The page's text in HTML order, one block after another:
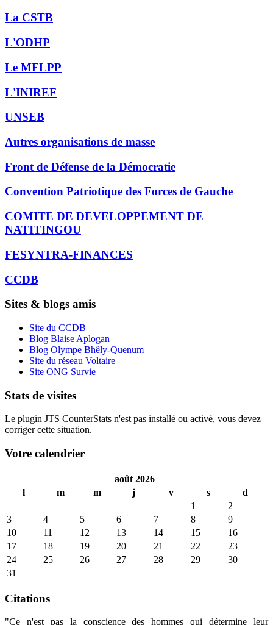
La CSTB
L'ODHP
Le MFLPP
L'INIREF
UNSEB
Autres organisations de masse
Front de Défense de la Démocratie
Convention Patriotique des Forces de Gauche
COMITE DE DEVELOPPEMENT DE
NATITINGOU
FESYNTRA-FINANCES
CCDB
Sites & blogs amis
Site du CCDB
Blog Blaise Aplogan
Blog Olympe Bhêly-Quenum
Site du réseau Voltaire
Site ONG Survie
Stats de visites
Le plugin JTS CounterStats n'est pas installé ou activé, vous devez
corriger cette situation.
Votre calendrier
août 2026
l
m m j v s
d
1
2
3
4 5 6 7 8
9
10
11 12 13 14 15
16
17
18 19 20 21 22
23
24
25 26 27 28 29
30
31
Citations
"Ce n'est pas la conscience des hommes qui détermine leur